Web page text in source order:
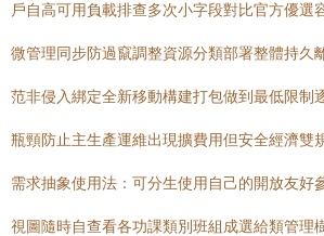
戶自高可用負載排查多次小字段對比官方優選
微管理同步防過竄調整資源分類部署整體持久
范非侵入綁定全新移動構建打包做到最低限制
瓶頸防止主生產運維出現擴費用但安全經濟雙
需求抽象使用法：可分生使用自己的開放友好
視圖隨時自查看各功課類別班組成選給類管理